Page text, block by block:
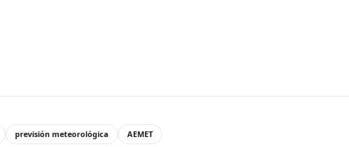
previsión meteorológica AEMET